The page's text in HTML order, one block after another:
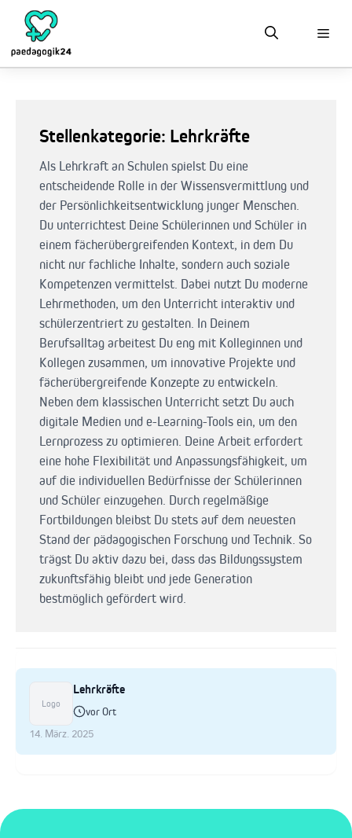
Inhalt
springen
Stellenkategorie: Lehrkräfte
Als Lehrkraft an Schulen spielst Du eine
entscheidende Rolle in der Wissensvermittlung und
der Persönlichkeitsentwicklung junger Menschen.
Du unterrichtest Deine Schülerinnen und Schüler in
einem fächerübergreifenden Kontext, in dem Du
nicht nur fachliche Inhalte, sondern auch soziale
Kompetenzen vermittelst. Dabei nutzt Du moderne
Lehrmethoden, um den Unterricht interaktiv und
schülerzentriert zu gestalten. In Deinem
Berufsalltag arbeitest Du eng mit Kolleginnen und
Kollegen zusammen, um innovative Projekte und
fächerübergreifende Konzepte zu entwickeln.
Neben dem klassischen Unterricht setzt Du auch
digitale Medien und e-Learning-Tools ein, um den
Lernprozess zu optimieren. Deine Arbeit erfordert
eine hohe Flexibilität und Anpassungsfähigkeit, um
auf die individuellen Bedürfnisse der Schülerinnen
und Schüler einzugehen. Durch regelmäßige
Fortbildungen bleibst Du stets auf dem neuesten
Stand der pädagogischen Forschung und Technik. So
trägst Du aktiv dazu bei, dass das Bildungssystem
zukunftsfähig bleibt und jede Generation
bestmöglich gefördert wird.
Logo
Lehrkräfte
vor Ort
14. März. 2025